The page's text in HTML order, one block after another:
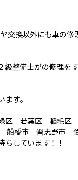
換以外にも車の修
級整備士がの修理を
す。
区 若葉区 稲毛区
橋市 習志野市
ています！！